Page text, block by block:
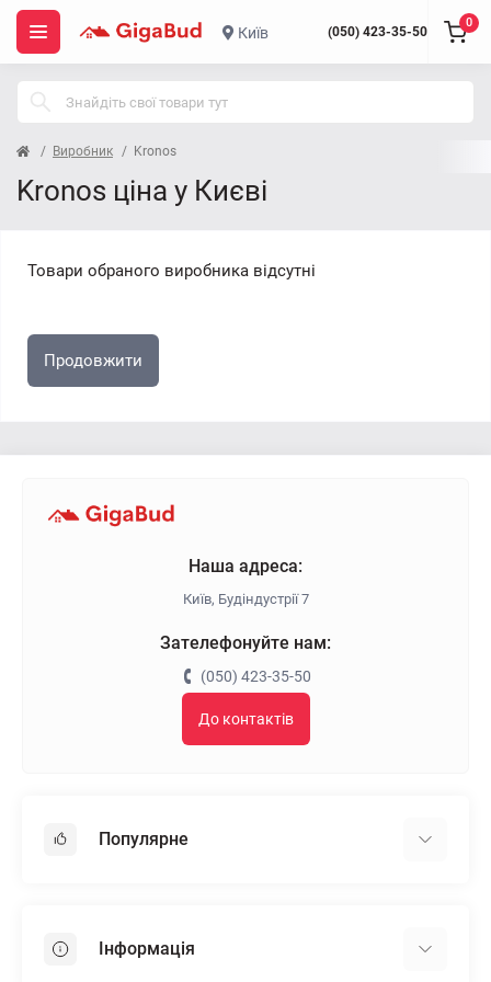
Київ (050) 423-35-50
0
Виробник Kronos
Kronos ціна у Києві
Товари обраного виробника відсутні
Продовжити
Наша адреса:
Київ, Будіндустрії 7
Зателефонуйте нам:
(050) 423-35-50
До контактів
Популярне
Пінопласт
Інформація